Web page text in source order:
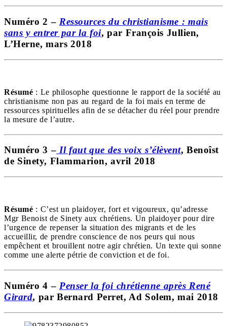
Numéro 2 – Ressources du christianisme : mais
sans y entrer par la foi, par François Jullien,
L’Herne, mars 2018
Résumé : Le philosophe questionne le rapport de la société au
christianisme non pas au regard de la foi mais en terme de
ressources spirituelles afin de se détacher du réel pour prendre
la mesure de l’autre.
Numéro 3 – Il faut que des voix s’élèvent, Benoîst
de Sinety, Flammarion, avril 2018
Résumé : C’est un plaidoyer, fort et vigoureux, qu’adresse
Mgr Benoist de Sinety aux chrétiens. Un plaidoyer pour dire
l’urgence de repenser la situation des migrants et de les
accueillir, de prendre conscience de nos peurs qui nous
empêchent et brouillent notre agir chrétien. Un texte qui sonne
comme une alerte pétrie de conviction et de foi.
Numéro 4 – Penser la foi chrétienne après René
Girard, par Bernard Perret, Ad Solem, mai 2018